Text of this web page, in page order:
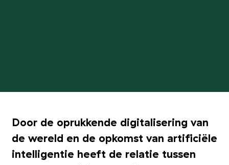
Door de oprukkende digitalisering van
de wereld en de opkomst van artificiële
intelligentie heeft de relatie tussen